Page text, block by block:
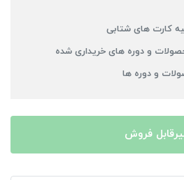
کارت های شتابی
و دوره های خریداری شده
و دوره ها
فروش